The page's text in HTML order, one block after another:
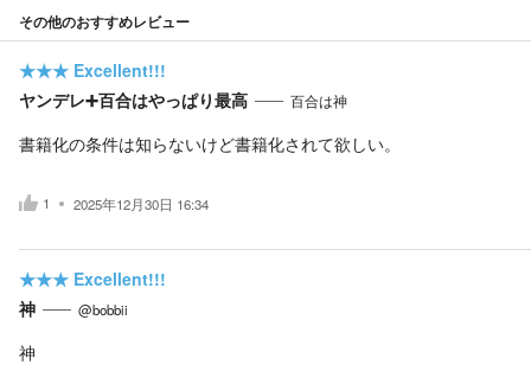
その他のおすすめレビュー
★★★ Excellent!!!
ヤンデレ➕百合はやっぱり最高
百合は神
書籍化の条件は知らないけど書籍化されて欲しい。
1 2025年12月30日 16:34
★★★ Excellent!!!
神
@bobbii
神